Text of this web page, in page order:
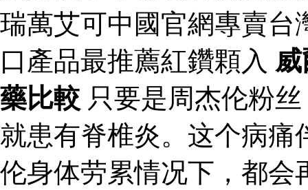
瑞萬艾可中國官網專賣台
口產品最推薦紅鑽顆入
藥比較 只要是周杰伦粉
就患有脊椎炎。这个病痛
伦身体劳累情况下，都